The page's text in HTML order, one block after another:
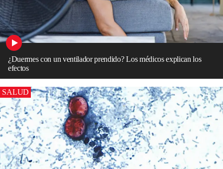
¿Duermes con un ventilador prendido? Los médicos explican los
efectos
SALUD